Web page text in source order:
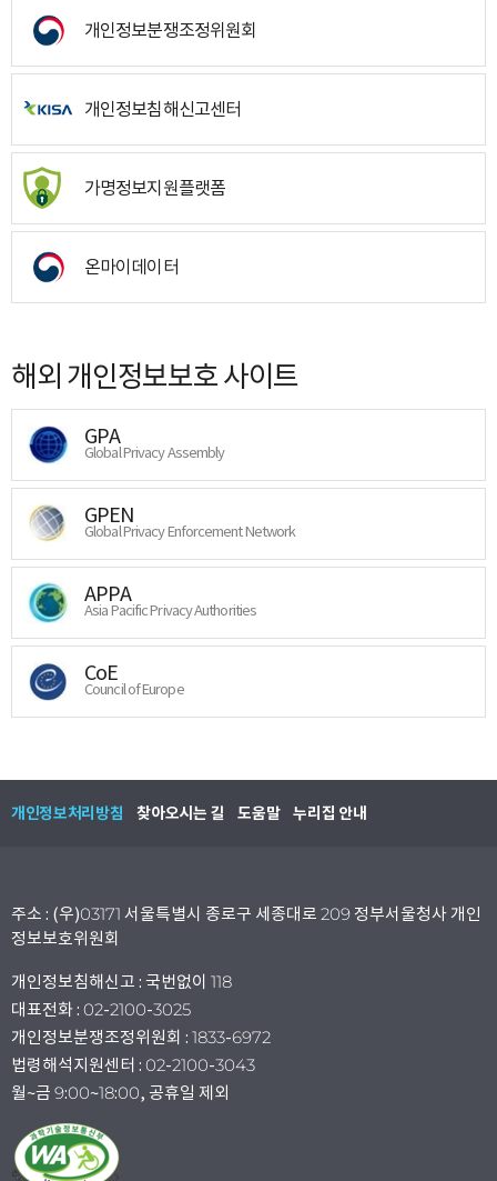
개인정보분쟁조정위원회
개인정보침해신고센터
가명정보지원플랫폼
온마이데이터
해외 개인정보보호 사이트
GPA
Global Privacy Assembly
GPEN
Global Privacy Enforcement Network
APPA
Asia Pacific Privacy Authorities
CoE
Council of Europe
개인정보처리방침 찾아오시는 길 도움말 누리집 안내
주소 : (우)03171 서울특별시 종로구 세종대로 209 정부서울청사 개인
정보보호위원회
개인정보침해신고 : 국번없이 118
대표전화 : 02-2100-3025
개인정보분쟁조정위원회 : 1833-6972
법령해석지원센터 : 02-2100-3043
월~금 9:00~18:00, 공휴일 제외